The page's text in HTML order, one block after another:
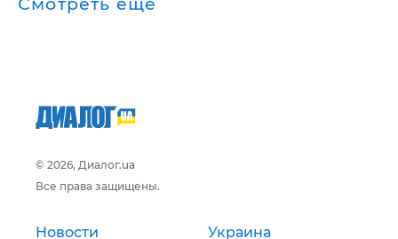
Смотреть ещё
© 2026, Диалог.ua
Все права защищены.
Новости Украина